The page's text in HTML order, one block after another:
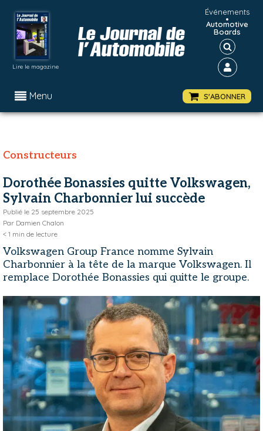
Lire le magazine
Événements
•
Automotive
Boards
Menu S'ABONNER
Constructeurs
Dorothée Bonassies quitte Volkswagen,
Sylvain Charbonnier lui succède
Publié le 25 septembre 2025
Par Damien Chalon
< 1 min de lecture
Volkswagen Group France nomme Sylvain
Charbonnier à la tête de la marque Volkswagen. Il
remplace Dorothée Bonassies qui quitte le groupe.